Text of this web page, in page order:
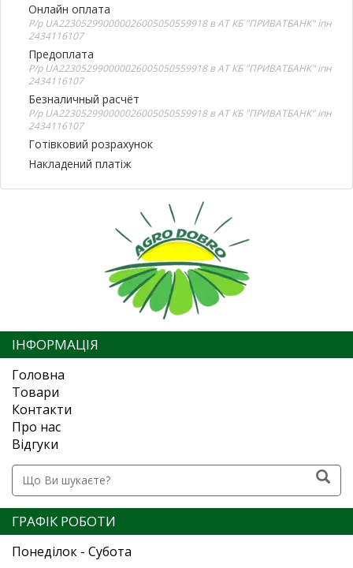
Онлайн оплата
Р/р UA223052990000026005050559918 в АТ КБ "ПРИВАТБАНК" іпн
2434116107
Предоплата
Р/р UA223052990000026005050559918 в АТ КБ "ПРИВАТБАНК" іпн
2434116107
Безналичный расчёт
Р/р UA223052990000026005050559918 в АТ КБ "ПРИВАТБАНК" іпн
2434116107
Готівковий розрахунок
Накладений платіж
ІНФОРМАЦІЯ
Головна
Товари
Контакти
Про нас
Відгуки
ГРАФІК РОБОТИ
Понеділок - Субота